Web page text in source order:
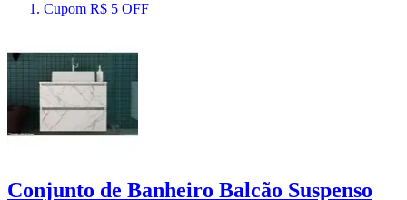
Cupom R$ 5 OFF
Conjunto de Banheiro Balcão Suspenso